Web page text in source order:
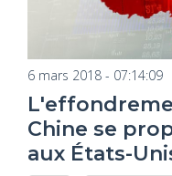
6 mars 2018 - 07:14:09
Chine se
aux États-